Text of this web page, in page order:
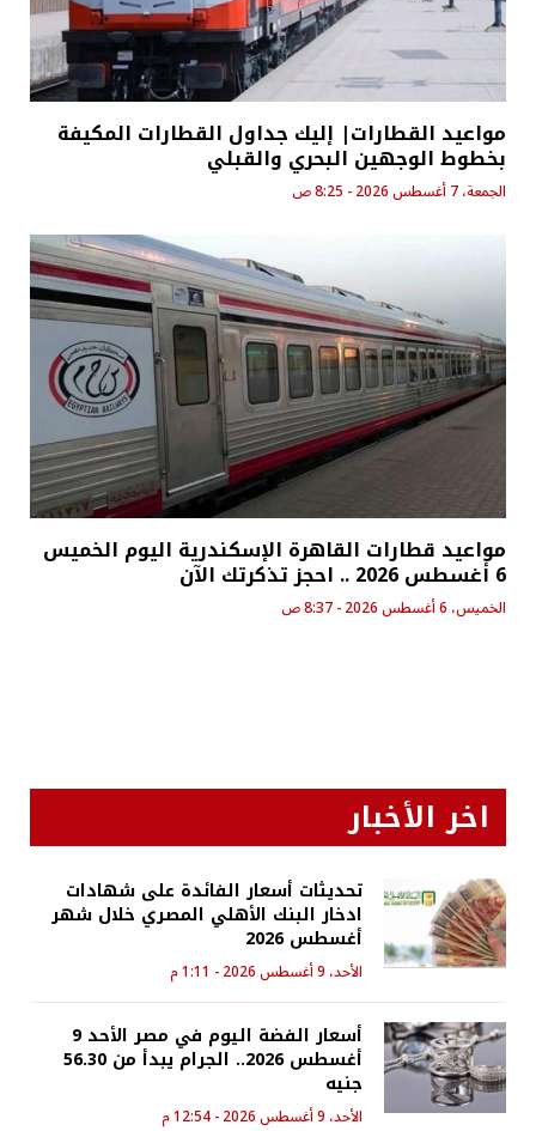
مواعيد القطارات| إليك جداول القطارات المكيفة
بخطوط الوجهين البحري والقبلي
الجمعة، 7 أغسطس 2026 - 8:25 ص
مواعيد قطارات القاهرة الإسكندرية اليوم الخميس
6 أغسطس 2026 .. احجز تذكرتك الآن
الخميس، 6 أغسطس 2026 - 8:37 ص
اخر الأخبار
تحديثات أسعار الفائدة على شهادات
ادخار البنك الأهلي المصري خلال شهر
أغسطس 2026
الأحد، 9 أغسطس 2026 - 1:11 م
أسعار الفضة اليوم في مصر الأحد 9
أغسطس 2026.. الجرام يبدأ من 56.30
جنيه
الأحد، 9 أغسطس 2026 - 12:54 م